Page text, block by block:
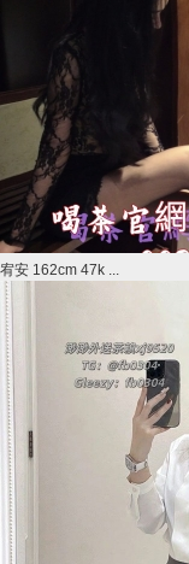
宥安 162cm 47k ...